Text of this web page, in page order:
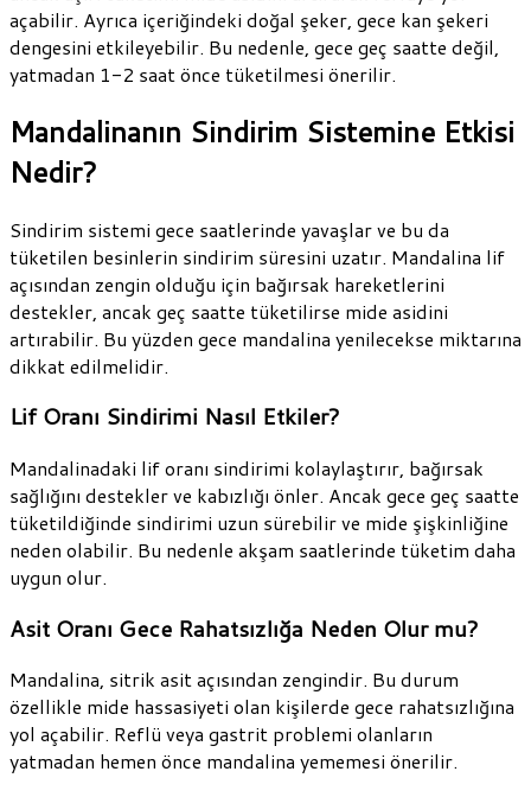
açabilir. Ayrıca içeriğindeki doğal şeker, gece kan şekeri
dengesini etkileyebilir. Bu nedenle, gece geç saatte değil,
yatmadan 1-2 saat önce tüketilmesi önerilir.
Mandalinanın Sindirim Sistemine Etkisi
Nedir?
Sindirim sistemi gece saatlerinde yavaşlar ve bu da
tüketilen besinlerin sindirim süresini uzatır. Mandalina lif
açısından zengin olduğu için bağırsak hareketlerini
destekler, ancak geç saatte tüketilirse mide asidini
artırabilir. Bu yüzden gece mandalina yenilecekse miktarına
dikkat edilmelidir.
Lif Oranı Sindirimi Nasıl Etkiler?
Mandalinadaki lif oranı sindirimi kolaylaştırır, bağırsak
sağlığını destekler ve kabızlığı önler. Ancak gece geç saatte
tüketildiğinde sindirimi uzun sürebilir ve mide şişkinliğine
neden olabilir. Bu nedenle akşam saatlerinde tüketim daha
uygun olur.
Asit Oranı Gece Rahatsızlığa Neden Olur mu?
Mandalina, sitrik asit açısından zengindir. Bu durum
özellikle mide hassasiyeti olan kişilerde gece rahatsızlığına
yol açabilir. Reflü veya gastrit problemi olanların
yatmadan hemen önce mandalina yememesi önerilir.